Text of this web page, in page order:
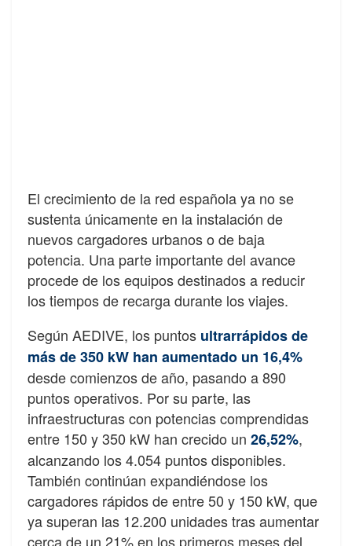
El crecimiento de la red española ya no se
sustenta únicamente en la instalación de
nuevos cargadores urbanos o de baja
potencia. Una parte importante del avance
procede de los equipos destinados a reducir
los tiempos de recarga durante los viajes.
Según AEDIVE, los puntos ultrarrápidos de
más de 350 kW han aumentado un 16,4%
desde comienzos de año, pasando a 890
puntos operativos. Por su parte, las
infraestructuras con potencias comprendidas
entre 150 y 350 kW han crecido un 26,52%,
alcanzando los 4.054 puntos disponibles.
También continúan expandiéndose los
cargadores rápidos de entre 50 y 150 kW, que
ya superan las 12.200 unidades tras aumentar
cerca de un 21% en los primeros meses del